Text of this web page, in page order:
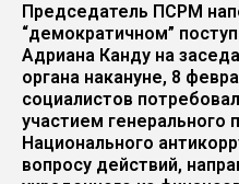
Председатель ПСРМ
“демократичном”
Адриана Канду на
органа накануне, 8
социалистов
участием генерального
Национального
вопросу действий,